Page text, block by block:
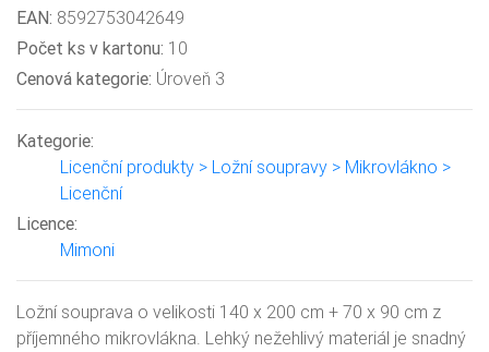
EAN: 8592753042649
Počet ks v kartonu: 10
Cenová kategorie: Úroveň 3
Kategorie:
Licenční produkty > Ložní soupravy > Mikrovlákno >
Licenční
Licence:
Mimoni
Ložní souprava o velikosti 140 x 200 cm + 70 x 90 cm z
příjemného mikrovlákna. Lehký nežehlivý materiál je snadný